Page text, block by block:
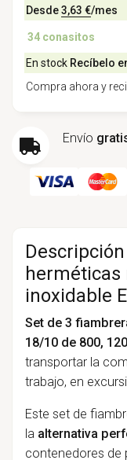
Desde3,63 €/mes
34 conasitos
En stock Recíbelo
Compra ahora y
Envío
inoxidable
Set de 3
18/10 de 800,
transportar la
trabajo, en
Este set de
la alternativa
contenedores de